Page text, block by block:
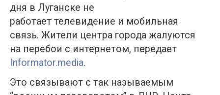
дня в Луганске не
работает телевидение и мобильная
связь. Жители центра города жалуются
на перебои с интернетом, передает
Informator.media.
Это связывают с так называемым